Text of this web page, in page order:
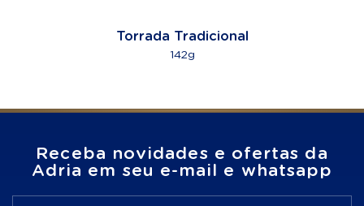
Torrada Tradicional
142g
Receba novidades e ofertas da
Adria em seu e-mail e whatsapp